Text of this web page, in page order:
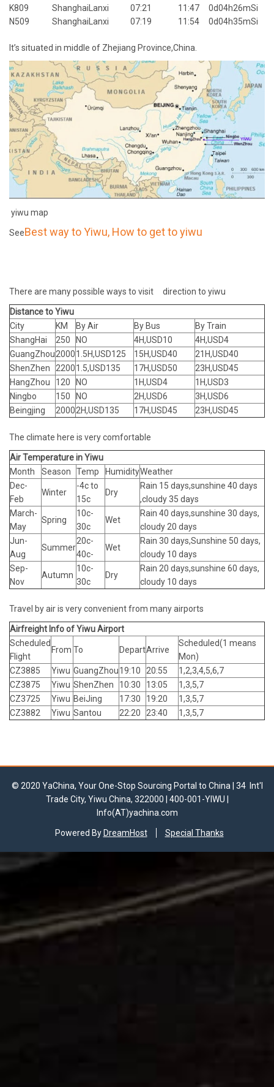
K809
ShanghaiLanxi 07:21 11:47 0d04h26mSi
N509
ShanghaiLanxi 07:19 11:54 0d04h35mSi
It’s situated in middle of Zhejiang Province,China.
yiwu map
SeeBest way to Yiwu, How to get to yiwu
There are many possible ways to visit direction to yiwu
Distance to Yiwu
City
KM By Air By Bus
By Train
ShangHai
250 NO 4H,USD10
4H,USD4
GuangZhou20001.5H,USD125 15H,USD40
21H,USD40
ShenZhen
22001.5,USD135 17H,USD50
23H,USD45
HangZhou
120 NO 1H,USD4
1H,USD3
Ningbo
150 NO 2H,USD6
3H,USD6
Beingjing
20002H,USD135 17H,USD45 23H,USD45
The climate here is very comfortable
Air Temperature in Yiwu
Month
Season Temp HumidityWeather
Dec-
Feb
Winter
-4c to
15c
Dry
Rain 15 days,sunshine 40 days
,cloudy 35 days
March-
May
Spring
10c-
30c
Wet
Rain 40 days,sunshine 30 days,
cloudy 20 days
Jun-
Aug
Summer
20c-
40c-
Wet
Rain 30 days,Sunshine 50 days,
cloudy 10 days
Sep-
Nov
Autumn
10c-
30c
Dry
Rain 20 days,sunshine 60 days,
cloudy 10 days
Travel by air is very convenient from many airports
Airfreight Info of Yiwu Airport
Scheduled
Flight
From To DepartArrive
Scheduled(1 means
Mon)
CZ3885
Yiwu GuangZhou19:10 20:55
1,2,3,4,5,6,7
CZ3875
Yiwu ShenZhen 10:30 13:05
1,3,5,7
CZ3725
Yiwu BeiJing 17:30 19:20
1,3,5,7
CZ3882
Yiwu Santou 22:20 23:40 1,3,5,7
© 2020 YaChina, Your One-Stop Sourcing Portal to China | 34 Int'l
Trade City, Yiwu China, 322000 | 400-001-YIWU |
Info(AT)yachina.com
Powered By DreamHost Special Thanks